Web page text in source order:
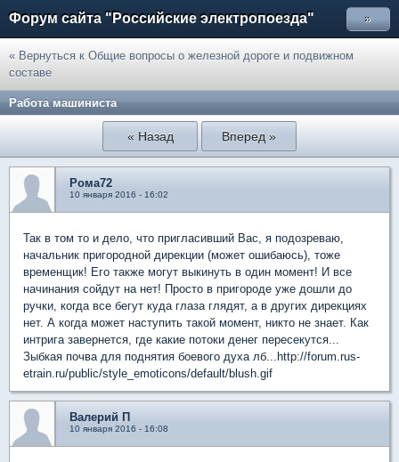
Форум сайта "Российские электропоезда" »
« Вернуться к Общие вопросы о железной дороге и подвижном
составе
Работа машиниста
« Назад Вперед »
Рома72
10 января 2016 - 16:02
Так в том то и дело, что пригласивший Вас, я подозреваю,
начальник пригородной дирекции (может ошибаюсь), тоже
временщик! Его также могут выкинуть в один момент! И все
начинания сойдут на нет! Просто в пригороде уже дошли до
ручки, когда все бегут куда глаза глядят, а в других дирекциях
нет. А когда может наступить такой момент, никто не знает. Как
интрига завернется, где какие потоки денег пересекутся...
Зыбкая почва для поднятия боевого духа лб...http://forum.rus-
etrain.ru/public/style_emoticons/default/blush.gif
Валерий П
10 января 2016 - 16:08